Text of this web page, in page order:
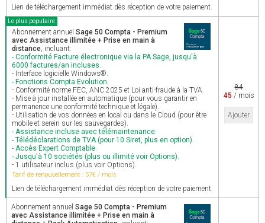
Lien de téléchargement immédiat dès réception de votre paiement.
Le plus populaire
Abonnement annuel Sage 50 Compta - Premium
avec Assistance illimitée + Prise en main à
distance, incluant:
- Conformité Facture électronique via la PA Sage, jusqu'à
6000 factures/an incluses.
- Interface logicielle Windows®.
- Fonctions Compta Evolution.
- Conformité norme FEC, ANC 2025 et Loi anti-fraude à la TVA.
- Mise à jour installée en automatique (pour vous garantir en
permanence une conformité technique et légale).
- Utilisation de vos données en local ou dans le Cloud (pour être
mobile et serein sur les sauvegardes).
- Assistance incluse avec télémaintenance.
- Télédéclarations de TVA (pour 10 Siret, plus en option).
- Accès Expert Comptable.
- Jusqu'à 10 sociétés (plus ou illimité voir Options).
- 1 utilisateur inclus (plus voir Options).
Tarif de renouvellement : 57€ / mois
Lien de téléchargement immédiat dès réception de votre paiement.
84
45 / mois
Ajouter
Abonnement annuel Sage 50 Compta - Premium
avec Assistance illimitée + Prise en main à